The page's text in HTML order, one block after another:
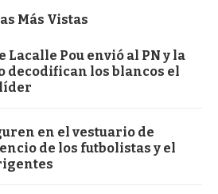
Más Vistas
Lacalle Pou envió al PN y la
decodifican los blancos el
en el vestuario de
de los futbolistas y el